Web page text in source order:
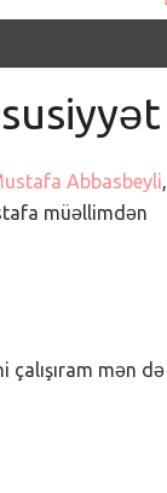
Abbasbeyli,
müəllimdən
çalışıram mən də